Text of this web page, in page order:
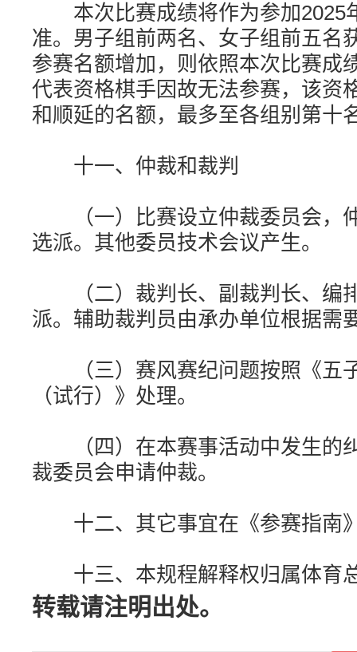
本次比赛成绩将作为参加2025
准。男子组前两名、女子组前五名
参赛名额增加，则依照本次比赛成
代表资格棋手因故无法参赛，该资
和顺延的名额，最多至各组别第十
十一、仲裁和裁判
（一）比赛设立仲裁委员会，
选派。其他委员技术会议产生。
（二）裁判长、副裁判长、编
派。辅助裁判员由承办单位根据需
（三）赛风赛纪问题按照《五
（试行）》处理。
（四）在本赛事活动中发生的
裁委员会申请仲裁。
十二、其它事宜在《参赛指南
十三、本规程解释权归属体育
转载请注明出处。